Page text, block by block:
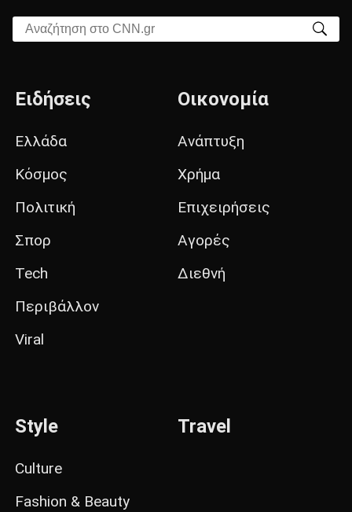
Αναζήτηση στο CNN.gr
Ειδήσεις
Ελλάδα
Κόσμος
Πολιτική
Σπορ
Tech
Περιβάλλον
Viral
Οικονομία
Ανάπτυξη
Χρήμα
Επιχειρήσεις
Αγορές
Διεθνή
Style
Culture
Fashion & Beauty
Travel